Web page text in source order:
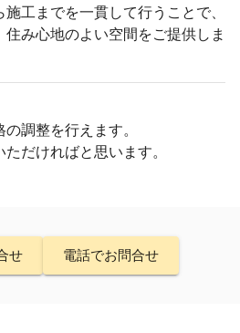
工までを一貫して行うことで、
み心地のよい空間をご提供しま
調整を行えます。
だければと思います。
せ 電話でお問合せ